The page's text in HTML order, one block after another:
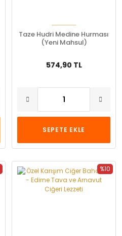
Taze Hudri Medine Hurması
(Yeni Mahsul)
574,90 TL
SEPETE EKLE
%10